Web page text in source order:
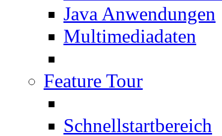
Java Anwendungen
Multimediadaten
Feature Tour
Schnellstartbereich